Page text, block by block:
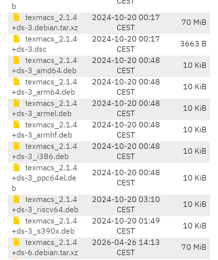
b
texmacs_2.1.4
+ds-3.debian.tar.xz
2024-10-20 00:17
CEST
70 MiB
texmacs_2.1.4
+ds-3.dsc
2024-10-20 00:17
CEST
3663 B
texmacs_2.1.4
+ds-3_amd64.deb
2024-10-20 00:48
CEST
10 KiB
texmacs_2.1.4
+ds-3_arm64.deb
2024-10-20 00:48
CEST
10 KiB
texmacs_2.1.4
+ds-3_armel.deb
2024-10-20 00:48
CEST
10 KiB
texmacs_2.1.4
+ds-3_armhf.deb
2024-10-20 00:48
CEST
10 KiB
texmacs_2.1.4
+ds-3_i386.deb
2024-10-20 00:48
CEST
10 KiB
texmacs_2.1.4
+ds-3_ppc64el.de
b
2024-10-20 00:48
CEST
10 KiB
texmacs_2.1.4
+ds-3_riscv64.deb
2024-10-20 03:10
CEST
10 KiB
texmacs_2.1.4
+ds-3_s390x.deb
2024-10-20 01:49
CEST
10 KiB
texmacs_2.1.4
+ds-6.debian.tar.xz
2026-04-26 14:13
CEST
70 MiB